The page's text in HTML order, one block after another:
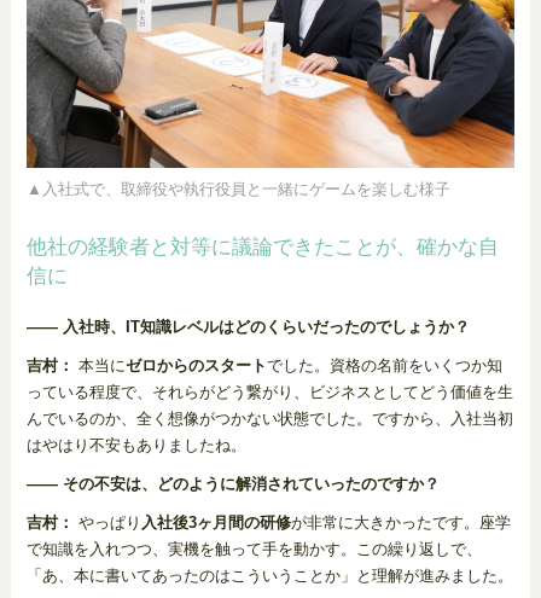
▲入社式で、取締役や執行役員と一緒にゲームを楽しむ様子
他社の経験者と対等に議論できたことが、確かな自
信に
―― 入社時、IT知識レベルはどのくらいだったのでしょうか？
吉村： 本当にゼロからのスタートでした。資格の名前をいくつか知
っている程度で、それらがどう繋がり、ビジネスとしてどう価値を生
んでいるのか、全く想像がつかない状態でした。ですから、入社当初
はやはり不安もありましたね。
―― その不安は、どのように解消されていったのですか？
吉村： やっぱり 入社後3ヶ月間の研修が非常に大きかったです。座学
で知識を入れつつ、実機を触って手を動かす。この繰り返しで、
「あ、本に書いてあったのはこういうことか」と理解が進みました。